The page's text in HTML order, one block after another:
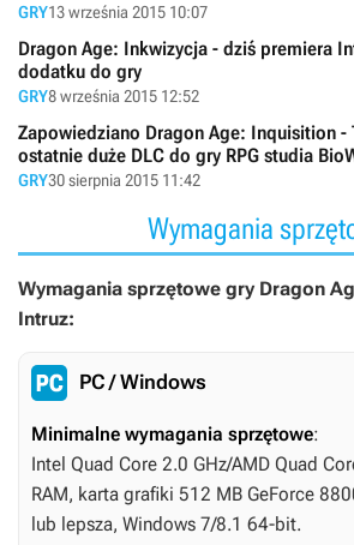
GRY13 września 2015 10:07
Dragon Age: Inkwizycja - dziś premiera
dodatku do gry
GRY8 września 2015 12:52
Zapowiedziano Dragon Age: Inquisition -
ostatnie duże DLC do gry RPG studia
GRY30 sierpnia 2015 11:42
Wymagania
Wymagania sprzętowe gry Dragon
Intruz:
PC / Windows
Minimalne wymagania sprzętowe:
Intel Quad Core 2.0 GHz/AMD Quad
RAM, karta grafiki 512 MB GeForce
lub lepsza, Windows 7/8.1 64-bit.